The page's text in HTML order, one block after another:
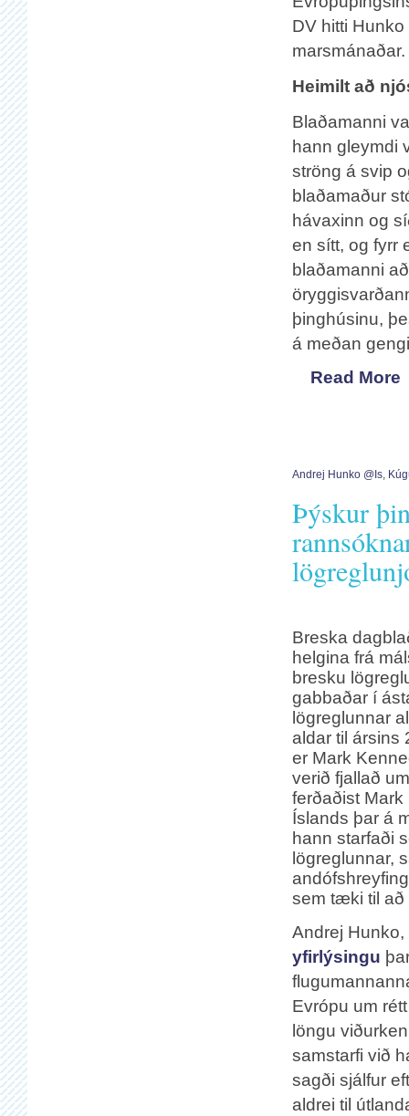
DV hitti
marsmánaðar.
Heimilt að
Blaðamanni
hann gleymdi
ströng á svip
blaðamaður
hávaxinn og
en sítt, og fyrr
blaðamanni
þinghúsinu,
á meðan
Read More
Andrej Hunko @is,
Þýskur
Breska
helgina frá
bresku
gabbaðar í
lögreglunnar
aldar til ársins
er Mark
verið fjallað
ferðaðist
Íslands þar á
hann starfaði
lögreglunnar,
sem tæki til að
Andrej
yfirlýsingu
Evrópu um
löngu
samstarfi við
sagði sjálfur
aldrei til